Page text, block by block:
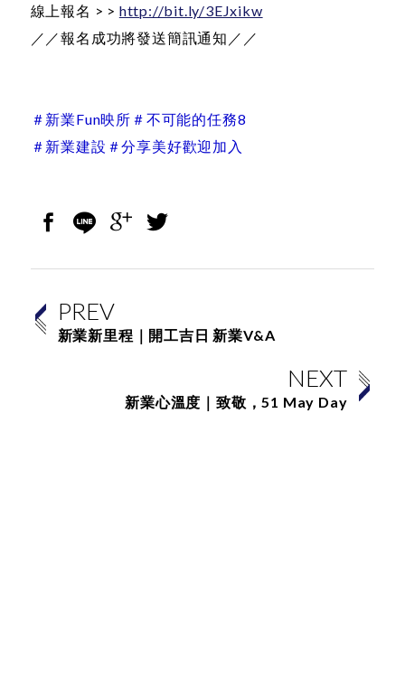
線上報名 > > http://bit.ly/3EJxikw
／／報名成功將發送簡訊通知／／
＃新業Fun映所 ＃不可能的任務8
＃新業建設 ＃分享美好歡迎加入
PREV
新業新里程｜開工吉日 新業V&A
NEXT
新業心溫度｜致敬，51 May Day